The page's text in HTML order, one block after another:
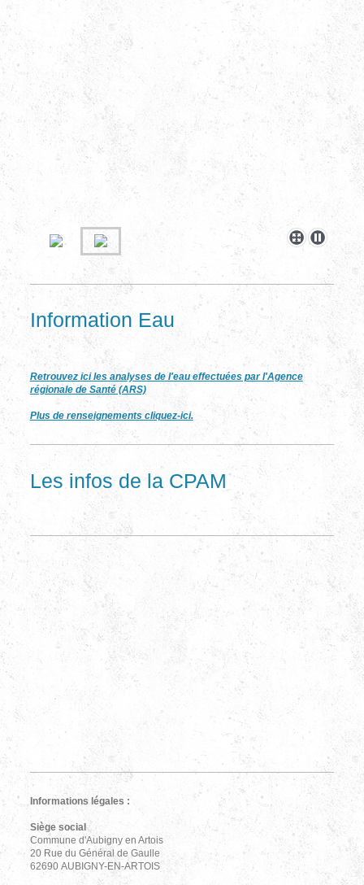
Information Eau
Retrouvez ici les analyses de l'eau effectuées par l'Agence
régionale de Santé (ARS)
Plus de renseignements cliquez-ici.
Les infos de la CPAM
Informations légales :
Siège social
Commune d'Aubigny en Artois
20 Rue du Général de Gaulle
62690 AUBIGNY-EN-ARTOIS